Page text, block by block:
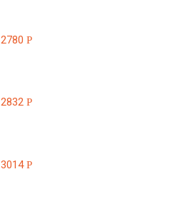
2780Р
2832Р
3014Р